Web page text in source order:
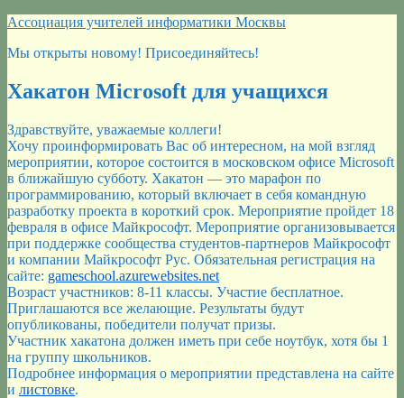
Перейти
содержимому
Ассоциация учителей информатики Москвы
Мы открыты новому! Присоединяйтесь!
Хакатон Microsoft для учащихся
Здравствуйте, уважаемые коллеги!
Хочу проинформировать Вас об интересном, на мой взгляд
мероприятии, которое состоится в московском офисе Microsoft
в ближайшую субботу. Хакатон — это марафон по
программированию, который включает в себя командную
разработку проекта в короткий срок. Мероприятие пройдет 18
февраля в офисе Майкрософт. Мероприятие организовывается
при поддержке сообщества студентов-партнеров Майкрософт
и компании Майкрософт Рус. Обязательная регистрация на
сайте: gameschool.azurewebsites.net
Возраст участников: 8-11 классы. Участие бесплатное.
Приглашаются все желающие. Результаты будут
опубликованы, победители получат призы.
Участник хакатона должен иметь при себе ноутбук, хотя бы 1
на группу школьников.
Подробнее информация о мероприятии представлена на сайте
и листовке.